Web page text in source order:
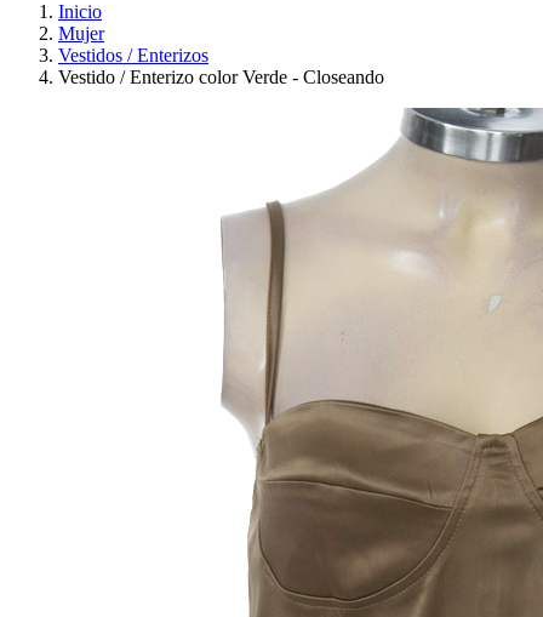
Inicio
Mujer
Vestidos / Enterizos
Vestido / Enterizo color Verde - Closeando